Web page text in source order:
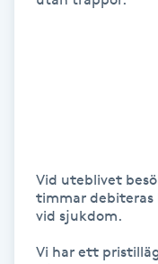
Japansk massage
Vid uteblivet
timmar debiteras
vid sjukdom.
Vi har ett